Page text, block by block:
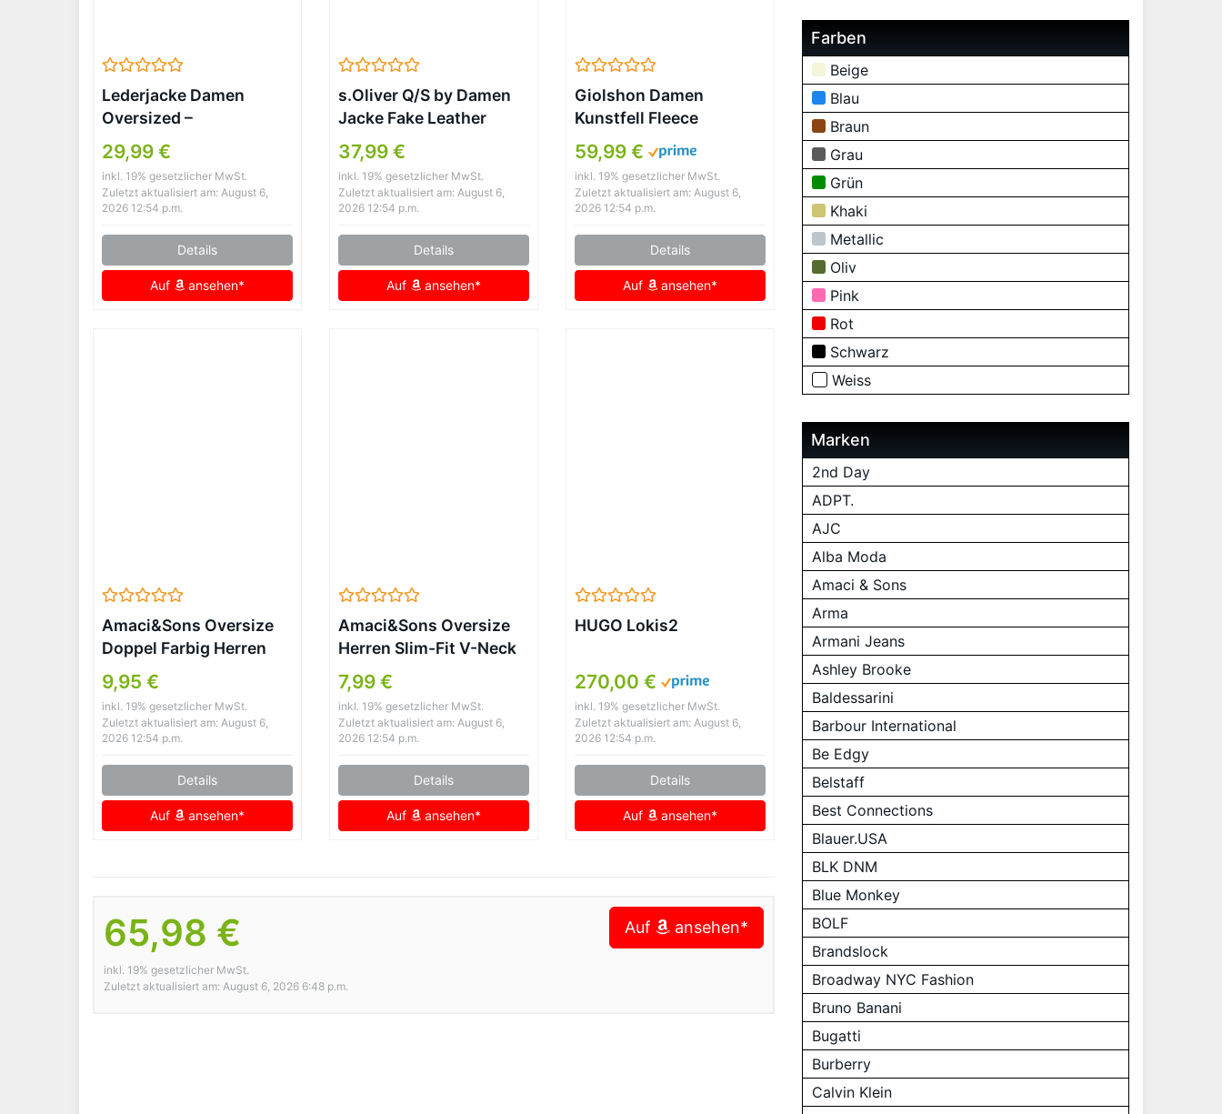
Lederjacke Damen
Oversized –
Motorradjacke
Lederoptik
Softshelljacke
Winddicht
Übergangsjacke
Reverskragen
Sweatjacke Hip Hop
Bikejacke Festlich
29,99 €
inkl. 19% gesetzlicher MwSt.
Zuletzt aktualisiert am: August 6,
2026 12:54 p.m.
Details
Auf ansehen*
s.Oliver Q/S by Damen
Jacke Fake Leather
GREY/BLACK M
37,99 €
inkl. 19% gesetzlicher MwSt.
Zuletzt aktualisiert am: August 6,
2026 12:54 p.m.
Details
Auf ansehen*
Giolshon Damen
Kunstfell Fleece
Kurzmantel Warmer
Flauschiger
Herbstmantel Zottelige
Modische Weiche
Oberbekleidung 3671
Schwarz L
59,99 €
inkl. 19% gesetzlicher MwSt.
Zuletzt aktualisiert am: August 6,
2026 12:54 p.m.
Details
Auf ansehen*
Amaci&Sons Oversize
Doppel Farbig Herren
Slim-Fit T-Shirt
Anthrazit/Schwarz
9,95 €
inkl. 19% gesetzlicher MwSt.
Zuletzt aktualisiert am: August 6,
2026 12:54 p.m.
Details
Auf ansehen*
Amaci&Sons Oversize
Herren Slim-Fit V-Neck
T-Shirt Schwarz
7,99 €
inkl. 19% gesetzlicher MwSt.
Zuletzt aktualisiert am: August 6,
2026 12:54 p.m.
Details
Auf ansehen*
HUGO Lokis2
270,00 €
inkl. 19% gesetzlicher MwSt.
Zuletzt aktualisiert am: August 6,
2026 12:54 p.m.
Details
Auf ansehen*
65,98 €
inkl. 19% gesetzlicher MwSt.
Zuletzt aktualisiert am: August 6, 2026 6:48 p.m.
Auf ansehen*
Farben
Beige
Blau
Braun
Grau
Grün
Khaki
Metallic
Oliv
Pink
Rot
Schwarz
Weiss
Marken
2nd Day
ADPT.
AJC
Alba Moda
Amaci & Sons
Arma
Armani Jeans
Ashley Brooke
Baldessarini
Barbour International
Be Edgy
Belstaff
Best Connections
Blauer.USA
BLK DNM
Blue Monkey
BOLF
Brandslock
Broadway NYC Fashion
Bruno Banani
Bugatti
Burberry
Calvin Klein